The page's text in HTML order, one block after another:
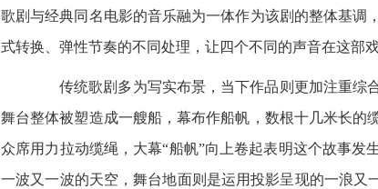
歌剧与经典同名电影的音乐融为一体作为该剧的整体基调
式转换、弹性节奏的不同处理，让四个不同的声音在这部
传统歌剧多为写实布景，当下作品则更加注重综合
舞台整体被塑造成一艘船，幕布作船帆，数根十几米长
众席用力拉动缆绳，大幕“船帆”向上卷起表明这个故事
一波又一波的天空，舞台地面则是运用投影呈现的一浪又